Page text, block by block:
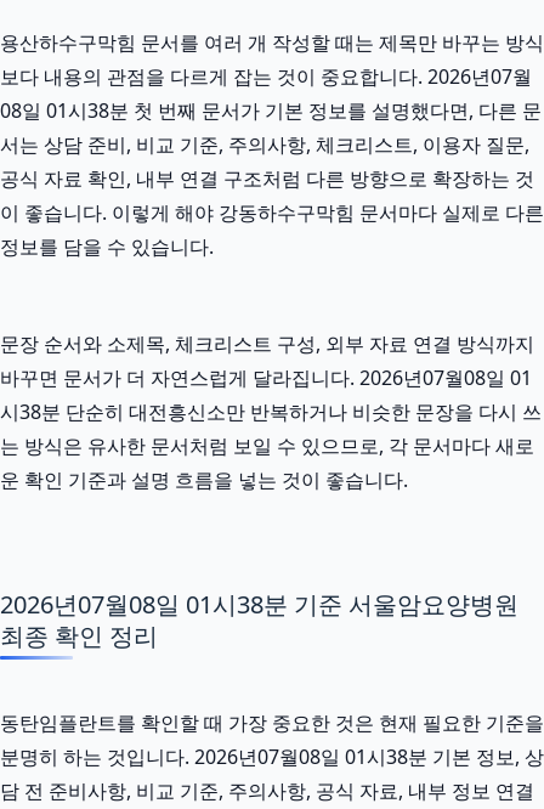
용산하수구막힘 문서를 여러 개 작성할 때는 제목만 바꾸는 방식
보다 내용의 관점을 다르게 잡는 것이 중요합니다. 2026년07월
08일 01시38분 첫 번째 문서가 기본 정보를 설명했다면, 다른 문
서는 상담 준비, 비교 기준, 주의사항, 체크리스트, 이용자 질문,
공식 자료 확인, 내부 연결 구조처럼 다른 방향으로 확장하는 것
이 좋습니다. 이렇게 해야 강동하수구막힘 문서마다 실제로 다른
정보를 담을 수 있습니다.
문장 순서와 소제목, 체크리스트 구성, 외부 자료 연결 방식까지
바꾸면 문서가 더 자연스럽게 달라집니다. 2026년07월08일 01
시38분 단순히 대전흥신소만 반복하거나 비슷한 문장을 다시 쓰
는 방식은 유사한 문서처럼 보일 수 있으므로, 각 문서마다 새로
운 확인 기준과 설명 흐름을 넣는 것이 좋습니다.
2026년07월08일 01시38분 기준 서울암요양병원
최종 확인 정리
동탄임플란트를 확인할 때 가장 중요한 것은 현재 필요한 기준을
분명히 하는 것입니다. 2026년07월08일 01시38분 기본 정보, 상
담 전 준비사항, 비교 기준, 주의사항, 공식 자료, 내부 정보 연결